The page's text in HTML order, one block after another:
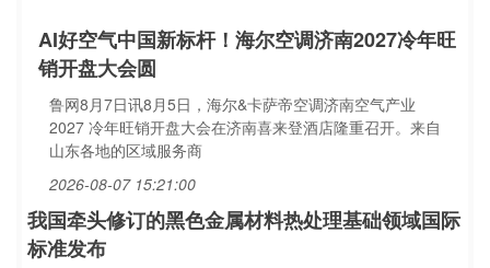
AI好空气中国新标杆！海尔空调济南2027冷年旺
销开盘大会圆
鲁网8月7日讯8月5日，海尔&卡萨帝空调济南空气产业
2027 冷年旺销开盘大会在济南喜来登酒店隆重召开。来自
山东各地的区域服务商
2026-08-07 15:21:00
我国牵头修订的黑色金属材料热处理基础领域国际
标准发布